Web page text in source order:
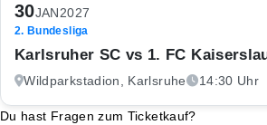
30JAN 2027
2. Bundesliga
Karlsruher SC vs 1. FC
Wildparkstadion, Karlsruhe 14:30 Uhr
Du hast Fragen zum Ticketkauf?